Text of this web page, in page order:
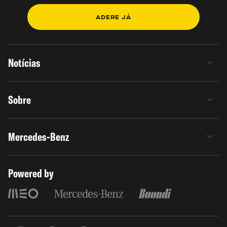
ADERE JÁ
Notícias
Sobre
Mercedes-Benz
Powered by